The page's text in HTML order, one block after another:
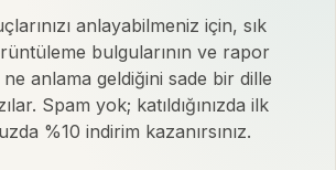
anlayabilmeniz için, sık
bulgularının ve rapor
anlama geldiğini sade bir dille
Spam yok; katıldığınızda ilk
%10 indirim kazanırsınız.